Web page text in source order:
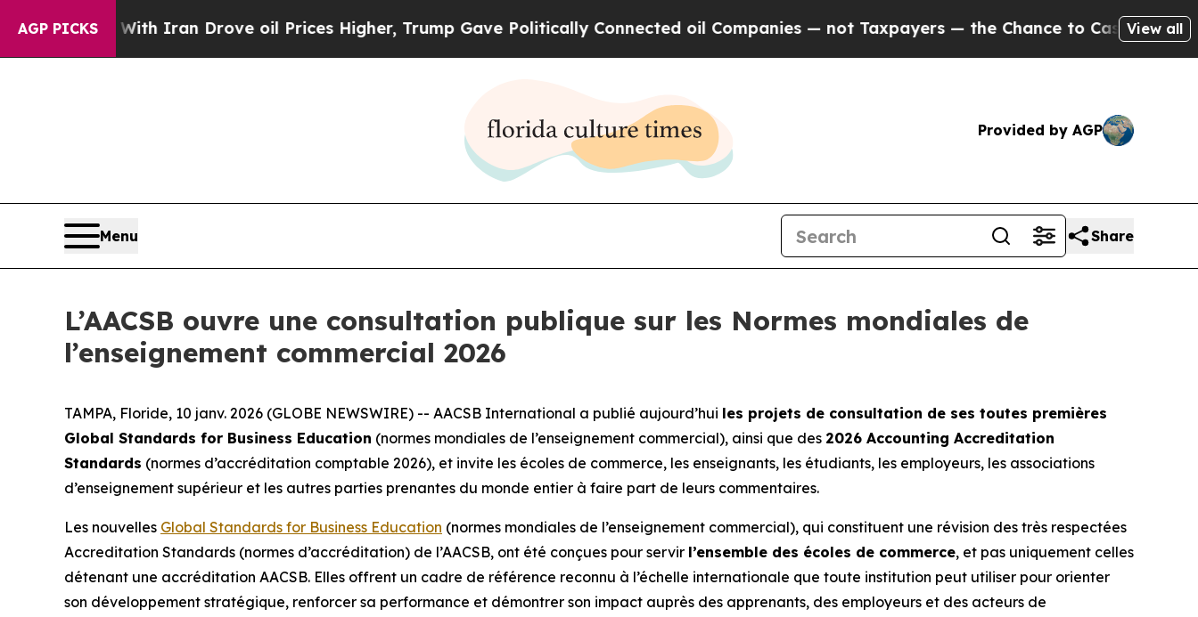
AGP PICKS
war With Iran Drove oil Prices Higher, Trump Gave Politically Connected oil Companies — not Taxpayers — the Chance to Cash in on Publicly
View all
Provided by AGP
Menu Share
L’AACSB ouvre une consultation publique sur les Normes mondiales de
l’enseignement commercial 2026
TAMPA, Floride, 10 janv. 2026 (GLOBE NEWSWIRE) -- AACSB International a publié aujourd’hui les projets de consultation de ses toutes premières
Global Standards for Business Education (normes mondiales de l’enseignement commercial), ainsi que des 2026 Accounting Accreditation
Standards (normes d’accréditation comptable 2026), et invite les écoles de commerce, les enseignants, les étudiants, les employeurs, les associations
d’enseignement supérieur et les autres parties prenantes du monde entier à faire part de leurs commentaires.
Les nouvelles Global Standards for Business Education (normes mondiales de l’enseignement commercial), qui constituent une révision des très respectées
Accreditation Standards (normes d’accréditation) de l’AACSB, ont été conçues pour servir l’ensemble des écoles de commerce, et pas uniquement celles
détenant une accréditation AACSB. Elles offrent un cadre de référence reconnu à l’échelle internationale que toute institution peut utiliser pour orienter
son développement stratégique, renforcer sa performance et démontrer son impact auprès des apprenants, des employeurs et des acteurs de